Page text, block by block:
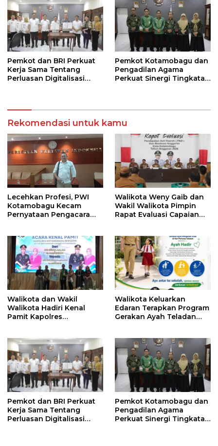
Pemkot dan BRI Perkuat
Kerja Sama Tentang
Perluasan Digitalisasi
Pemkot Kotamobagu dan
Pengadilan Agama
Perkuat Sinergi Tingkatan
Rekomendasi untuk kamu
Lecehkan Profesi, PWI
Kotamobagu Kecam
Pernyataan Pengacara
Walikota Weny Gaib dan
Wakil Walikota Pimpin
Rapat Evaluasi Capaian
Walikota dan Wakil
Walikota Hadiri Kenal
Pamit Kapolres
Walikota Keluarkan
Edaran Terapkan Program
Gerakan Ayah Teladan
Pemkot dan BRI Perkuat
Kerja Sama Tentang
Perluasan Digitalisasi
Pemkot Kotamobagu dan
Pengadilan Agama
Perkuat Sinergi Tingkatan